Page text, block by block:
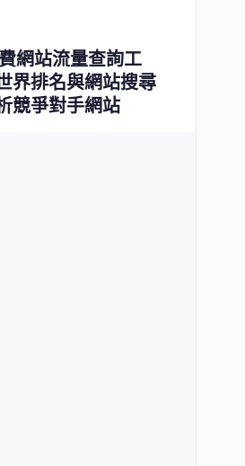
網站流量查詢工
界排名與網站搜尋
競爭對手網站